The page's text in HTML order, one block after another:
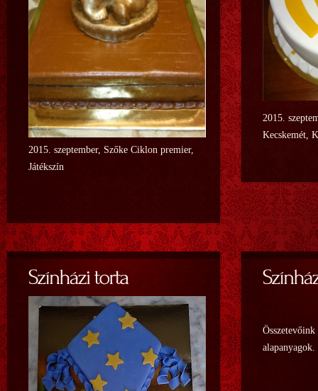
2015. szeptember, Szőke Ciklon premier,
Játékszín
2015.
Kecskemét,
alapanyagok.